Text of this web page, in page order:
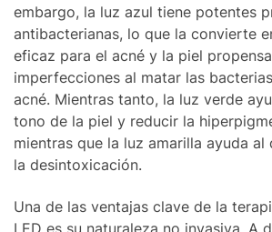
embargo, la luz azul tiene potentes
antibacterianas, lo que la convierte
eficaz para el acné y la piel
imperfecciones al matar las
acné. Mientras tanto, la luz verde
tono de la piel y reducir la
mientras que la luz amarilla ayuda
la desintoxicación.
Una de las ventajas clave de la